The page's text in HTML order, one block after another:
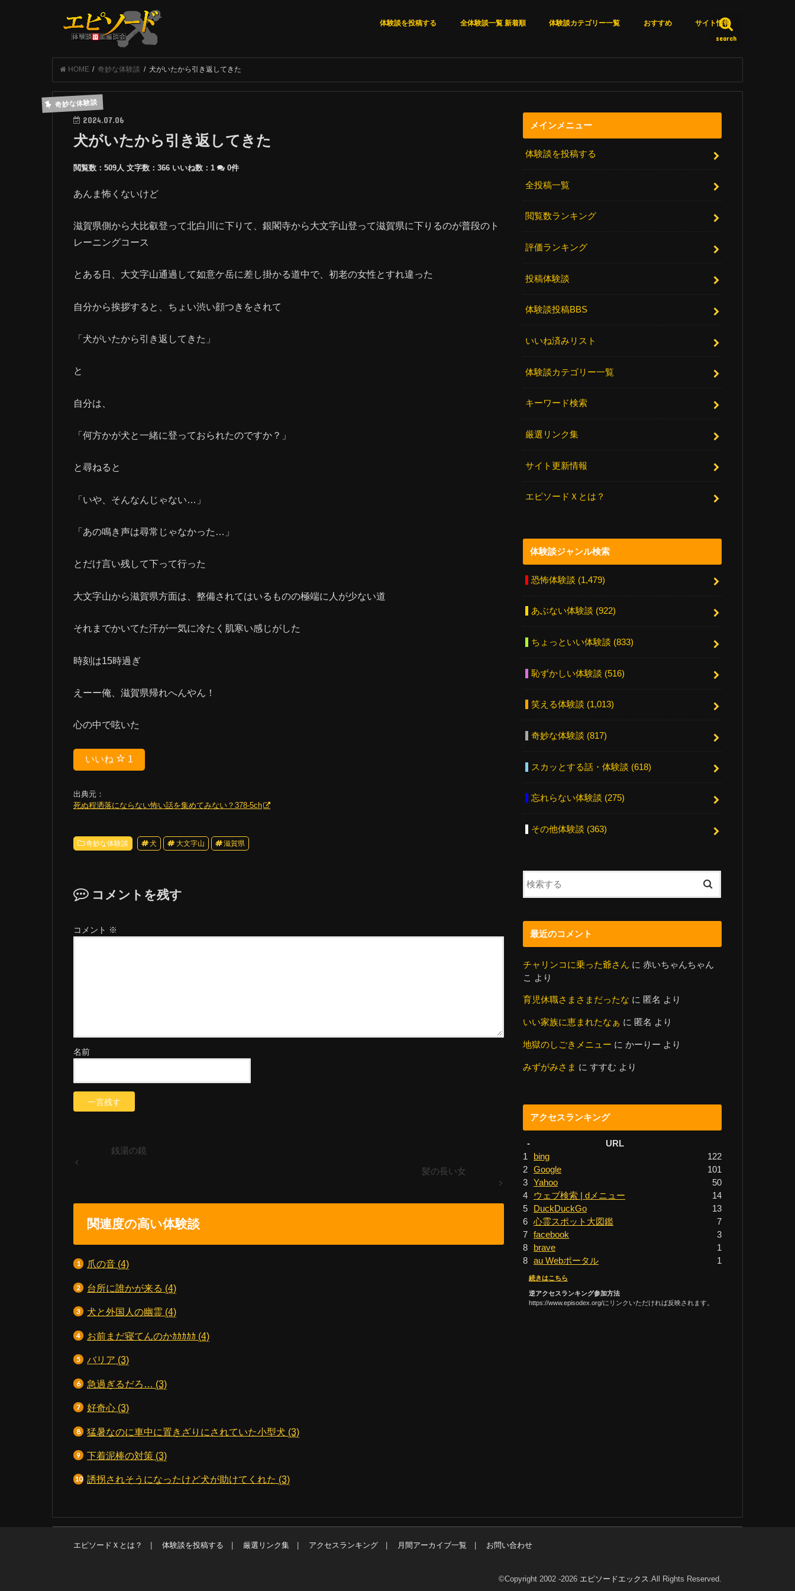
search
体験談を投稿する 全体験談一覧 新着順 体験談カテゴリー一覧 おすすめ サイト情報
HOME 奇妙な体験談 犬がいたから引き返してきた
奇妙な体験談
2024.07.06
犬がいたから引き返してきた
閲覧数：509人 文字数：366 いいね数： 1 0件
あんま怖くないけど
滋賀県側から大比叡登って北白川に下りて、銀閣寺から大文字山登って滋賀県に下りるのが普段のト
レーニングコース
とある日、大文字山通過して如意ケ岳に差し掛かる道中で、初老の女性とすれ違った
自分から挨拶すると、ちょい渋い顔つきをされて
「犬がいたから引き返してきた」
と
自分は、
「何方かが犬と一緒に登っておられたのですか？」
と尋ねると
「いや、そんなんじゃない…」
「あの鳴き声は尋常じゃなかった…」
とだけ言い残して下って行った
大文字山から滋賀県方面は、整備されてはいるものの極端に人が少ない道
それまでかいてた汗が一気に冷たく肌寒い感じがした
時刻は15時過ぎ
えーー俺、滋賀県帰れへんやん！
心の中で呟いた
いいね 1
出典元：
死ぬ程洒落にならない怖い話を集めてみない？378-5ch
奇妙な体験談 犬 大文字山 滋賀県
コメントを残す
コメント ※
名前
銭湯の鏡
髪の長い女
関連度の高い体験談
爪の音 (4)
台所に誰かが来る (4)
犬と外国人の幽霊 (4)
お前まだ寝てんのかｶｶｶｶｶ (4)
バリア (3)
急過ぎるだろ… (3)
好奇心 (3)
猛暑なのに車中に置きざりにされていた小型犬 (3)
下着泥棒の対策 (3)
誘拐されそうになったけど犬が助けてくれた (3)
メインメニュー
体験談を投稿する
全投稿一覧
閲覧数ランキング
評価ランキング
投稿体験談
体験談投稿BBS
いいね済みリスト
体験談カテゴリー一覧
キーワード検索
厳選リンク集
サイト更新情報
エピソードＸとは？
体験談ジャンル検索
恐怖体験談 (1,479)
あぶない体験談 (922)
ちょっといい体験談 (833)
恥ずかしい体験談 (516)
笑える体験談 (1,013)
奇妙な体験談 (817)
スカッとする話・体験談 (618)
忘れらない体験談 (275)
その他体験談 (363)
最近のコメント
チャリンコに乗った爺さん に 赤いちゃんちゃん
こ
より
育児休職さまさまだったな に 匿名 より
いい家族に恵まれたなぁ に 匿名 より
地獄のしごきメニュー に かーりー より
みずがみさま に すすむ より
アクセスランキング
-
URL
1
bing
122
2
Google
101
3
Yahoo
50
4
ウェブ検索 | dメニュー
14
5
DuckDuckGo
13
6
心霊スポット大図鑑
7
7
facebook
3
8
brave
1
8
au Webポータル 1
続きはこちら
逆アクセスランキング参加方法
https://www.episodex.org/にリンクいただければ反映されます。
エピソードＸとは？ 体験談を投稿する 厳選リンク集 アクセスランキング 月間アーカイブ一覧 お問い合わせ
©Copyright 2002 -2026 エピソードエックス.All Rights Reserved.